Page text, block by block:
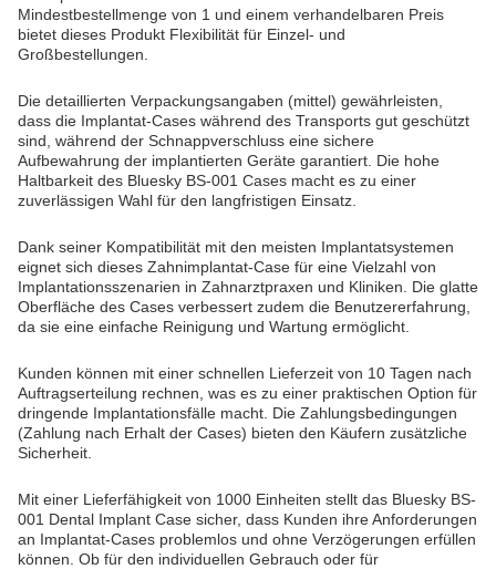
Mindestbestellmenge von 1 und einem verhandelbaren Preis
bietet dieses Produkt Flexibilität für Einzel- und
Großbestellungen.
Die detaillierten Verpackungsangaben (mittel) gewährleisten,
dass die Implantat-Cases während des Transports gut geschützt
sind, während der Schnappverschluss eine sichere
Aufbewahrung der implantierten Geräte garantiert. Die hohe
Haltbarkeit des Bluesky BS-001 Cases macht es zu einer
zuverlässigen Wahl für den langfristigen Einsatz.
Dank seiner Kompatibilität mit den meisten Implantatsystemen
eignet sich dieses Zahnimplantat-Case für eine Vielzahl von
Implantationsszenarien in Zahnarztpraxen und Kliniken. Die glatte
Oberfläche des Cases verbessert zudem die Benutzererfahrung,
da sie eine einfache Reinigung und Wartung ermöglicht.
Kunden können mit einer schnellen Lieferzeit von 10 Tagen nach
Auftragserteilung rechnen, was es zu einer praktischen Option für
dringende Implantationsfälle macht. Die Zahlungsbedingungen
(Zahlung nach Erhalt der Cases) bieten den Käufern zusätzliche
Sicherheit.
Mit einer Lieferfähigkeit von 1000 Einheiten stellt das Bluesky BS-
001 Dental Implant Case sicher, dass Kunden ihre Anforderungen
an Implantat-Cases problemlos und ohne Verzögerungen erfüllen
können. Ob für den individuellen Gebrauch oder für